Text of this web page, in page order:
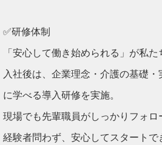
✅研修体制
「安心して働き始められる」が私た
入社後は、企業理念・介護の基礎
に学べる導入研修を実施。
現場でも先輩職員がしっかりフォ
経験者問わず、安心してスタートで